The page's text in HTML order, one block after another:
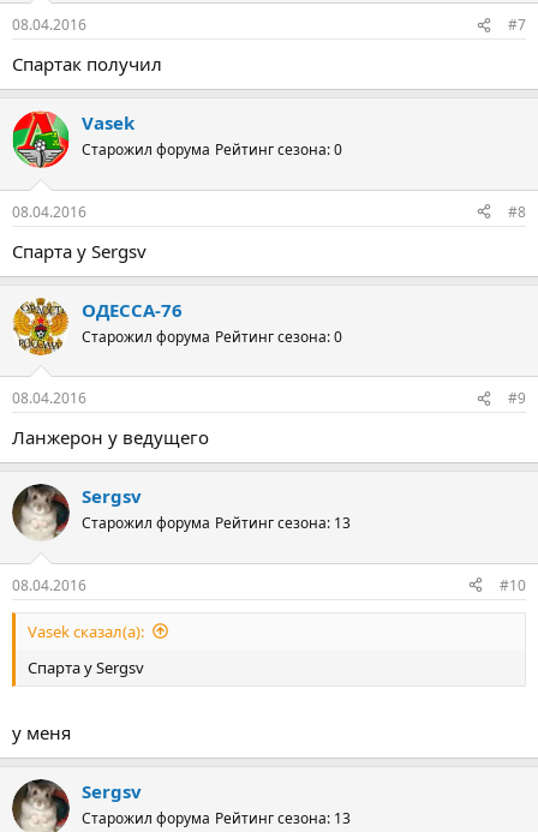
08.04.2016 #7
Спартак получил
Vasek
Старожил форума Рейтинг сезона: 0
08.04.2016 #8
Спарта у Sergsv
ОДЕССА-76
Старожил форума Рейтинг сезона: 0
08.04.2016 #9
Ланжерон у ведущего
Sergsv
Старожил форума Рейтинг сезона: 13
08.04.2016 #10
Vasek сказал(а):
Спарта у Sergsv
у меня
Sergsv
Старожил форума Рейтинг сезона: 13